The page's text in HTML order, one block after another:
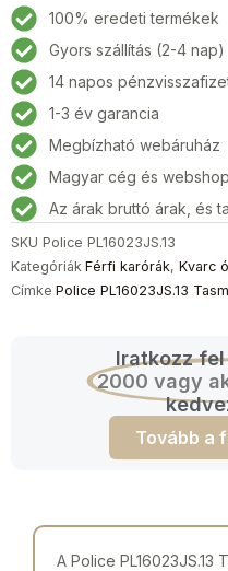
Tasman
Férfi
karóra
42mm
3ATM
mennyiség
100% eredeti termékek
Gyors szállítás (2-4 nap)
14 napos
1-3 év garancia
Megbízható webáruház
Magyar cég és webshop
Az árak bruttó árak, és
SKU Police PL16023JS.13
Kategóriák Férfi karórák, Kvarc
Címke Police PL16023JS.13
Iratkozz
2000 vagy
Tovább a
A Police PL16023JS.13